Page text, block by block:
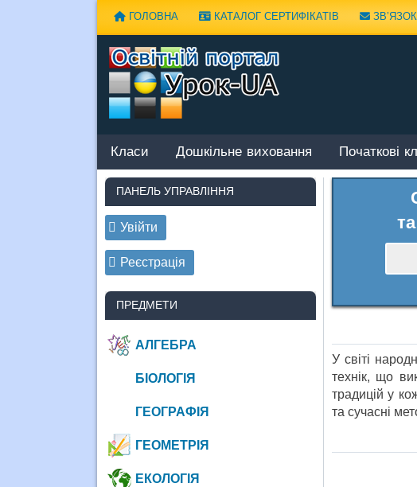
ГОЛОВНА КАТАЛОГ СЕРТИФІКАТІВ ЗВ’ЯЗОК
Класи Дошкільне виховання Початкові
У світі
технік, що
традицій у
та сучасні
ПАНЕЛЬ УПРАВЛІННЯ
Увійти
Реєстрація
ПРЕДМЕТИ
АЛГЕБРА
БІОЛОГІЯ
ГЕОГРАФІЯ
ГЕОМЕТРІЯ
ЕКОЛОГІЯ